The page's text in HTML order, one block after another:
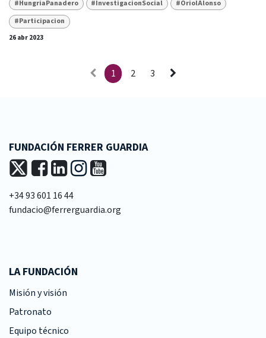
#HungriaPanadero #InvestigacionSocial
#OriolAlonso
#Participacion
26 abr 2023
1 2 3
FUNDACIÓN FERRER GUARDIA
+34 93 601 16 44
fundacio@ferrerguardia.org
LA FUNDACIÓN
Misión y visión
Patronato
Equipo técnico